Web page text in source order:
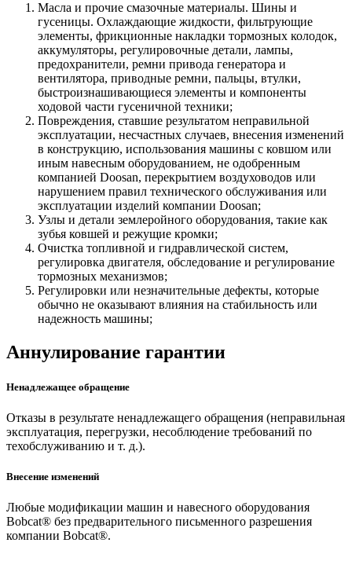
Масла и прочие смазочные материалы. Шины и
гусеницы. Охлаждающие жидкости, фильтрующие
элементы, фрикционные накладки тормозных колодок,
аккумуляторы, регулировочные детали, лампы,
предохранители, ремни привода генератора и
вентилятора, приводные ремни, пальцы, втулки,
быстроизнашивающиеся элементы и компоненты
ходовой части гусеничной техники;
Повреждения, ставшие результатом неправильной
эксплуатации, несчастных случаев, внесения изменений
в конструкцию, использования машины с ковшом или
иным навесным оборудованием, не одобренным
компанией Doosan, перекрытием воздуховодов или
нарушением правил технического обслуживания или
эксплуатации изделий компании Doosan;
Узлы и детали землеройного оборудования, такие как
зубья ковшей и режущие кромки;
Очистка топливной и гидравлической систем,
регулировка двигателя, обследование и регулирование
тормозных механизмов;
Регулировки или незначительные дефекты, которые
обычно не оказывают влияния на стабильность или
надежность машины;
Аннулирование гарантии
Ненадлежащее обращение
Отказы в результате ненадлежащего обращения (неправильная
эксплуатация, перегрузки, несоблюдение требований по
техобслуживанию и т. д.).
Внесение изменений
Любые модификации машин и навесного оборудования
Bobcat® без предварительного письменного разрешения
компании Bobcat®.